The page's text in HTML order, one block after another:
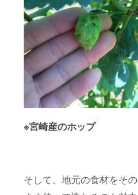
※宮崎産のホップ
そして、地元の食材をその